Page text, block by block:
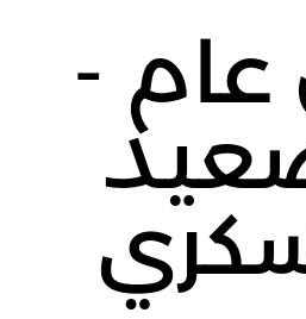
عام -